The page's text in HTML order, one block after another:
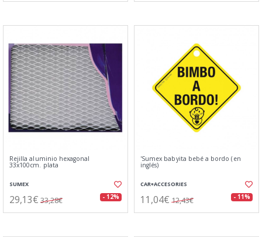
Rejilla aluminio hexagonal
33x100cm. plata
SUMEX
29,13€ 33,28€ - 12%
'Sumex babyita bebé a bordo (en
inglés)
CAR+ACCESORIES
11,04€ 12,43€ - 11%